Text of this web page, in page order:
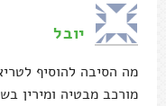
יובל
מה הסיבה להוסיף
מורכב מבטיה ומירין